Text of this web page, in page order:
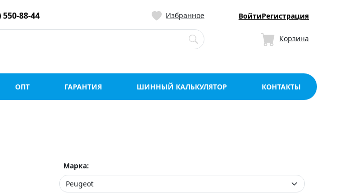
и в розницу со склада в
550-88-44 Избранное ВойтиРегистрация
Корзина
ОПТ ГАРАНТИЯ ШИННЫЙ КАЛЬКУЛЯТОР КОНТАКТЫ
Марка: